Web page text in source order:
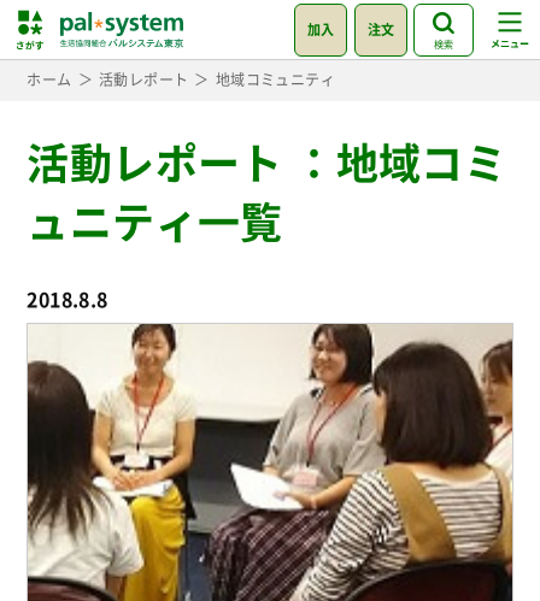
加入 注文
検索
ホーム 活動レポート 地域コミュニティ
活動レポート ： 地域コミ
ュニティ一覧
2018.8.8